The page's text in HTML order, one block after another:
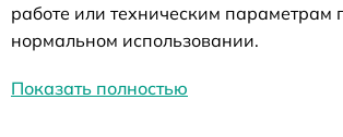
работе или техническим параметрам
нормальном использовании.
Показать полностью